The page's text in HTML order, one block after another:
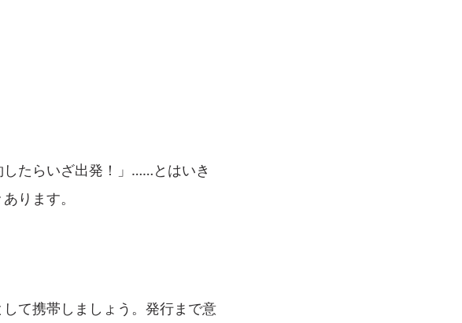
したらいざ出発！」……とはいき
ります。
て携帯しましょう。発行まで意